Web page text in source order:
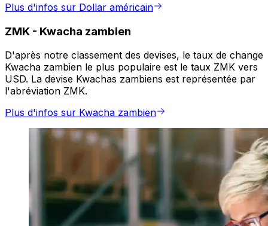
Plus d'infos sur Dollar américain
ZMK - Kwacha zambien
D'après notre classement des devises, le taux de change
Kwacha zambien le plus populaire est le taux ZMK vers
USD. La devise Kwachas zambiens est représentée par
l'abréviation ZMK.
Plus d'infos sur Kwacha zambien